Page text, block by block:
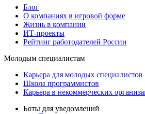
Блог
О компаниях в игровой форме
Жизнь в компании
ИТ-проекты
Рейтинг работодателей России
Молодым специалистам
Карьера для молодых специалистов
Школа программистов
Карьера в некоммерческих
Боты для уведомлений